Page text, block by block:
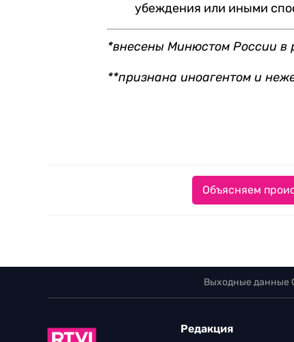
убеждения или иными
*внесены Минюстом России в
**признана иноагентом и
Объясняем
Выходные данные
Редакция